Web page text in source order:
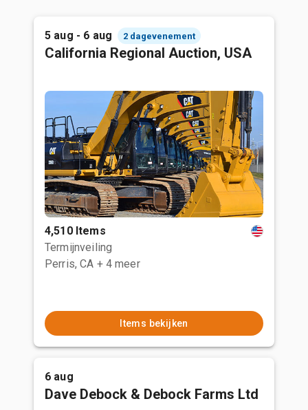
5 aug - 6 aug 2 dagevenement
California Regional Auction, USA
4,510 Items
Termijnveiling
Perris, CA + 4 meer
Items bekijken
6 aug
Dave Debock & Debock Farms Ltd